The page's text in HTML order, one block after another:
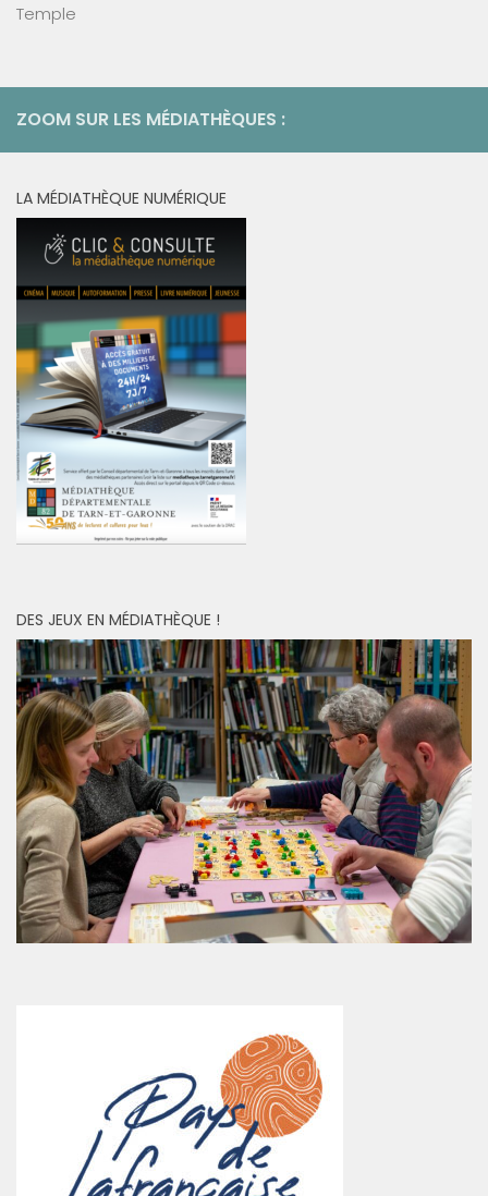
Temple
ZOOM SUR LES MÉDIATHÈQUES :
LA MÉDIATHÈQUE NUMÉRIQUE
DES JEUX EN MÉDIATHÈQUE !